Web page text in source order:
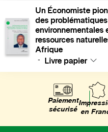
Un Économiste
des problématiques
environnementales
ressources
Afrique
- Livre papier
Paiement
sécurisé en